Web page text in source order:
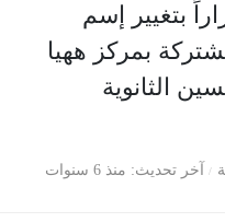
بتغيير إسم
بمركز ههيا
الثانوية
آخر تحديث منذ 6 سنوات